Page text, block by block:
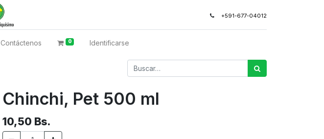
+591-677-04012
Contáctenos 0 Identificarse
Chinchi, Pet 500 ml
10,50 Bs.